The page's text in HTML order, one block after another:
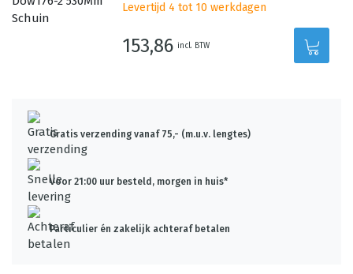
Levertijd 4 tot 10 werkdagen
153,86 incl. BTW
Gratis verzending vanaf 75,- (m.u.v. lengtes)
Voor 21:00 uur besteld, morgen in huis*
Particulier én zakelijk achteraf betalen